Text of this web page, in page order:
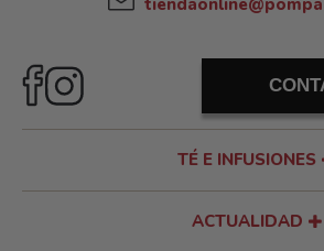
TÉ E INFUSIONES
ACTUALIDAD